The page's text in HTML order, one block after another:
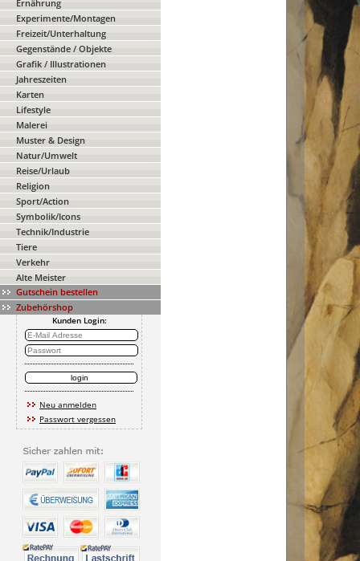
Ernährung
Experimente/Montagen
Freizeit/Unterhaltung
Gegenstände / Objekte
Grafik / Illustrationen
Jahreszeiten
Karten
Lifestyle
Malerei
Muster & Design
Natur/Umwelt
Reise/Urlaub
Religion
Sport/Action
Symbolik/Icons
Technik/Industrie
Tiere
Verkehr
Alte Meister
Gutschein bestellen
Zubehörshop
Kunden Login:
Neu anmelden
Passwort vergessen